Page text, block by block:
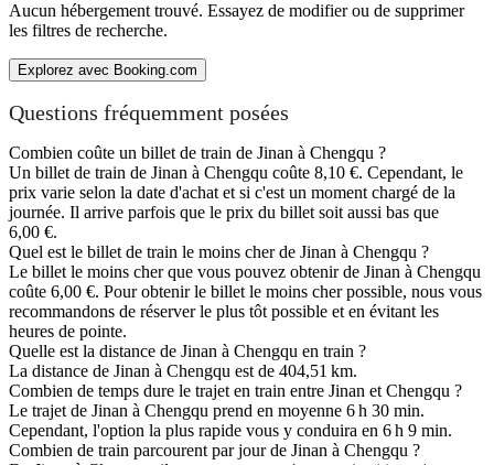
Aucun hébergement trouvé. Essayez de modifier ou de supprimer
les filtres de recherche.
Explorez avec Booking.com
Questions fréquemment posées
Combien coûte un billet de train de Jinan à Chengqu ?
Un billet de train de Jinan à Chengqu coûte 8,10 €. Cependant, le
prix varie selon la date d'achat et si c'est un moment chargé de la
journée. Il arrive parfois que le prix du billet soit aussi bas que
6,00 €.
Quel est le billet de train le moins cher de Jinan à Chengqu ?
Le billet le moins cher que vous pouvez obtenir de Jinan à Chengqu
coûte 6,00 €. Pour obtenir le billet le moins cher possible, nous vous
recommandons de réserver le plus tôt possible et en évitant les
heures de pointe.
Quelle est la distance de Jinan à Chengqu en train ?
La distance de Jinan à Chengqu est de 404,51 km.
Combien de temps dure le trajet en train entre Jinan et Chengqu ?
Le trajet de Jinan à Chengqu prend en moyenne 6 h 30 min.
Cependant, l'option la plus rapide vous y conduira en 6 h 9 min.
Combien de train parcourent par jour de Jinan à Chengqu ?